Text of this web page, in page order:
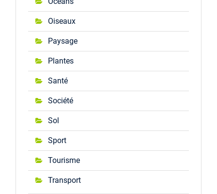
Oiseaux
Paysage
Plantes
Santé
Société
Sol
Sport
Tourisme
Transport